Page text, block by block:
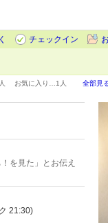
チェックイン
お気に入り… 1人 全部見
を見た」とお伝え
21:30)